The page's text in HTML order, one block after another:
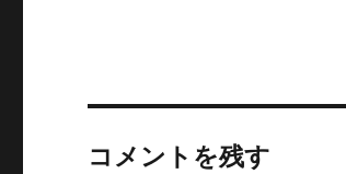
コメントを残す